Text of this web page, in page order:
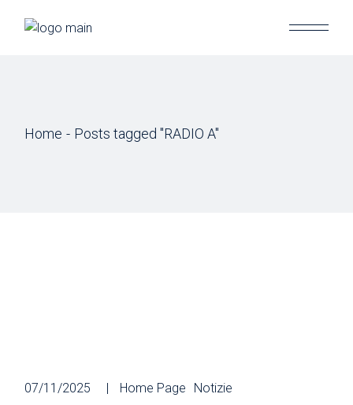
Home Posts tagged "RADIO A"
07/11/2025 Home Page Notizie